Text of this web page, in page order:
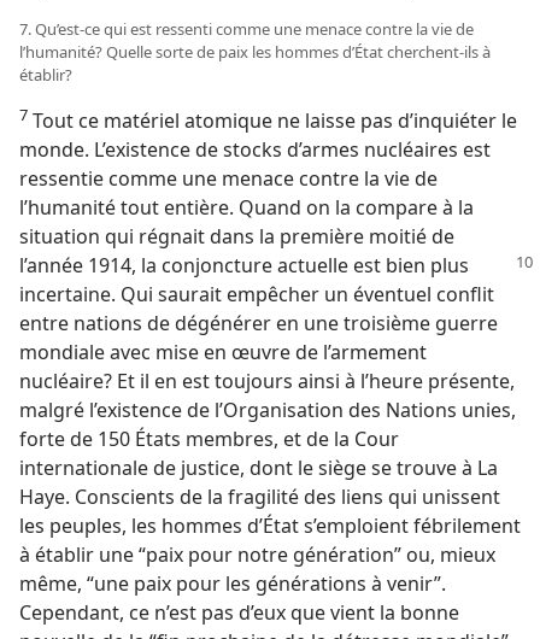
7. Qu’est-​ce qui est ressenti comme une menace contre la vie de
l’humanité? Quelle sorte de paix les hommes d’État cherchent-​ils à
établir?
7 Tout ce matériel atomique ne laisse pas d’inquiéter le
monde. L’existence de stocks d’armes nucléaires est
ressentie comme une menace contre la vie de
l’humanité tout entière. Quand on la compare à la
situation qui régnait dans la première moitié de
l’année 1914, la conjonctureactuelle est bien plus
incertaine. Qui saurait empêcher un éventuel conflit
entre nations de dégénérer en une troisième guerre
mondiale avec mise en œuvre de l’armement
nucléaire? Et il en est toujours ainsi à l’heure présente,
malgré l’existence de l’Organisation des Nations unies,
forte de 150 États membres, et de la Cour
internationale de justice, dont le siège se trouve à La
Haye. Conscients de la fragilité des liens qui unissent
les peuples, les hommes d’État s’emploient fébrilement
à établir une “paix pour notre génération” ou, mieux
même, “une paix pour les générations à venir”.
Cependant, ce n’est pas d’eux que vient la bonne